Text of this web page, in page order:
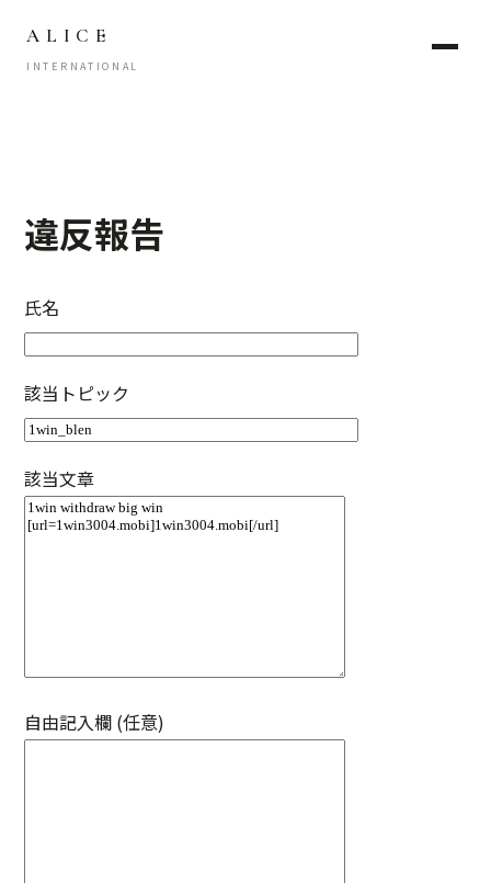
ALICE
INTERNATIONAL
違反報告
氏名
該当トピック
該当文章
自由記入欄 (任意)